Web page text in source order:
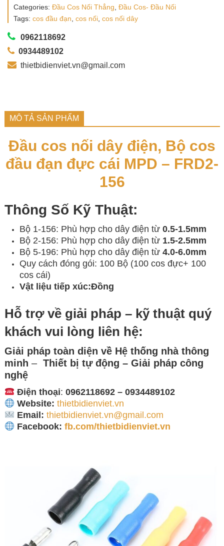
Categories: Đầu Cos Nối Thẳng Đầu Cos- Đầu Nối
Tags: cos đầu đạn cos nối cos nối dây
0962118692
0934489102
thietbidienviet.vn@gmail.com
MÔ TẢ SẢN PHẨM
Đầu cos nối dây điện, Bộ cos
đầu đạn đực cái MPD – FRD2-
156
Thông Số Kỹ Thuật:
Bộ 1-156: Phù hợp cho dây điện từ 0.5-1.5mm
Bộ 2-156: Phù hợp cho dây điện từ 1.5-2.5mm
Bộ 5-196: Phù hợp cho dây điện từ 4.0-6.0mm
Quy cách đóng gói: 100 Bộ (100 cos đực+ 100
cos cái)
Vật liệu tiếp xúc:Đồng
Hỗ trợ về giải pháp – kỹ thuật quý
khách vui lòng liên hệ:
Giải pháp toàn diện về Hệ thống nhà thông
minh – Thiết bị tự động – Giải pháp công
nghệ
Điện thoại: 0962118692 – 0934489102
Website: thietbidienviet.vn
Email: thietbidienviet.vn@gmail.com
Facebook: fb.com/thietbidienviet.vn